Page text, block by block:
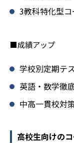
3教科特化型コ
■成績アップ
学校別定期テ
英語・数学徹
中高一貫校対
高校生向けの